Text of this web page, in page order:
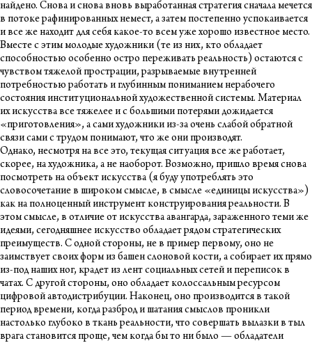
найдено. Снова и снова вновь выработанная стратегия сначала мечется
в потоке рафинированных немест, а затем постепенно успокаивается
и все же находит для себя какое-то всем уже хорошо известное место.
Вместе с этим молодые художники (те из них, кто обладает
способностью особенно остро переживать реальность) остаются с
чувством тяжелой прострации, разрываемые внутренней
потребностью работать и глубинным пониманием нерабочего
состояния институциональной художественной системы. Материал
их искусства все тяжелее и с большими потерями дожидается
«приготовления», а сами художники из-за очень слабой обратной
связи сами с трудом понимают, что же они производят.
Однако, несмотря на все это, текущая ситуация все же работает,
скорее, на художника, а не наоборот. Возможно, пришло время снова
посмотреть на объект искусства (я буду употреблять это
словосочетание в широком смысле, в смысле «единицы искусства»)
как на полноценный инструмент конструирования реальности. В
этом смысле, в отличие от искусства авангарда, зараженного теми же
идеями, сегодняшнее искусство обладает рядом стратегических
преимуществ. С одной стороны, не в пример первому, оно не
заимствует своих форм из башен слоновой кости, а собирает их прямо
из-под наших ног, крадет из лент социальных сетей и переписок в
чатах. С другой стороны, оно обладает колоссальным ресурсом
цифровой автодистрибуции. Наконец, оно производится в такой
период времени, когда разброд и шатания смыслов проникли
настолько глубоко в ткань реальности, что совершать вылазки в тыл
врага становится проще, чем когда бы то ни было — обладатели